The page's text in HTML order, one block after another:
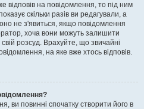
відповів на повідомлення, то під ним
скільки разів ви редагували, а
не з'явиться, якщо повідомлення
хоча вони можуть залишити
розсуд. Врахуйте, що звичайні
на яке вже хтось відповів.
ви повинні спочатку створити його в